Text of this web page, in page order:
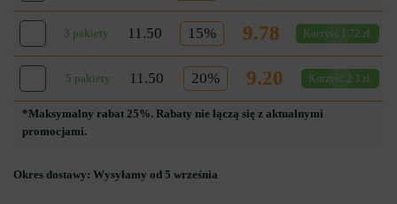
3 pakiety 11.50 15% 9.78 Korzyść 1.72 zł.
5 pakiety 11.50 20% 9.20 Korzyść 2.3 zł.
*Maksymalny rabat 25%. Rabaty nie łączą się z aktualnymi
promocjami.
Okres dostawy: Wysyłamy od 5 września